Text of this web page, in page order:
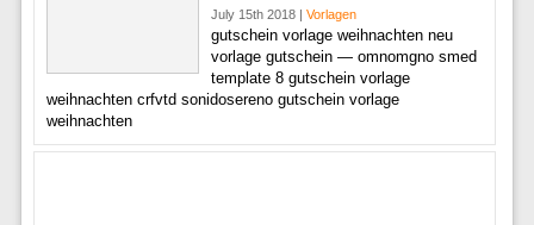
July 15th 2018 | Vorlagen
gutschein vorlage weihnachten neu
vorlage gutschein — omnomgno smed
template 8 gutschein vorlage
weihnachten crfvtd sonidosereno gutschein vorlage
weihnachten